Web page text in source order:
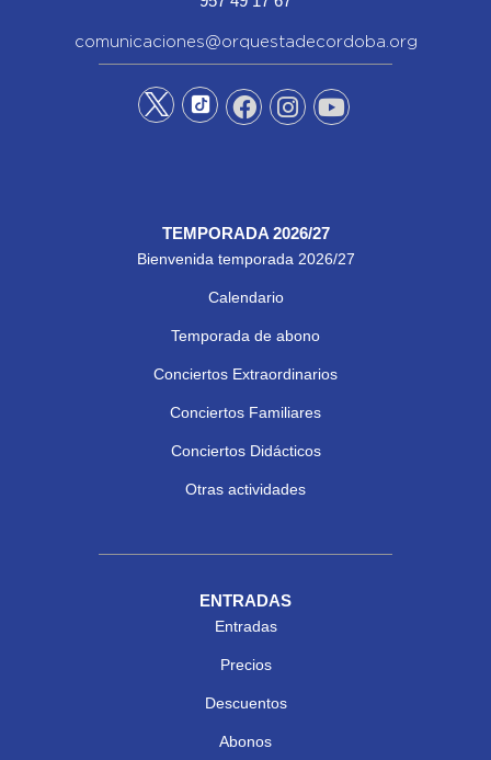
comunicaciones@orquestadecordoba.org
TEMPORADA 2026/27
Bienvenida temporada 2026/27
Calendario
Temporada de abono
Conciertos Extraordinarios
Conciertos Familiares
Conciertos Didácticos
Otras actividades
ENTRADAS
Entradas
Precios
Descuentos
Abonos